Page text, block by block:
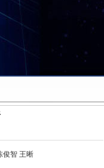
王晰